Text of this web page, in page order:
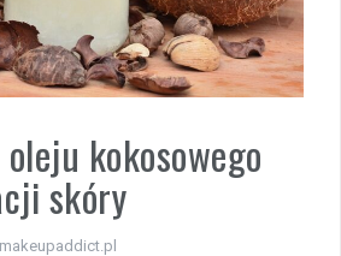
kokosowego
skóry
makeupaddict.pl